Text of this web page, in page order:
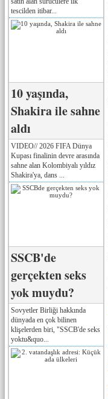
tescilden itibar...
10 yaşında,
Shakira ile sahne
aldı
VIDEO// 2026 FIFA Dünya
Kupası finalinin devre arasında
sahne alan Kolombiyalı yıldız
Shakira'ya, dans ...
SSCB'de
gerçekten seks
yok muydu?
Sovyetler Birliği hakkında
dünyada en çok bilinen
klişelerden biri, "SSCB'de seks
yoktu&quo...